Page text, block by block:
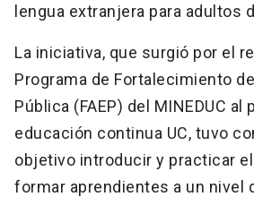
Medios Biblioteca launch
Donaciones launch
lengua extranjera para adultos
La iniciativa, que surgió por el
Programa de Fortalecimiento
Pública (FAEP) del MINEDUC al
educación continua UC, tuvo
objetivo introducir y practicar
formar aprendientes a un nivel